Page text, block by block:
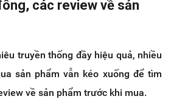
các review về sản
truyền thống đầy hiệu quả, nhiều
sản phẩm vẫn kéo xuống để tìm
về sản phẩm trước khi mua.